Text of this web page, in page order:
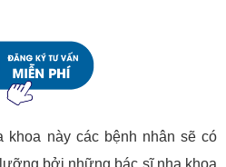
khoa này các bệnh nhân sẽ có